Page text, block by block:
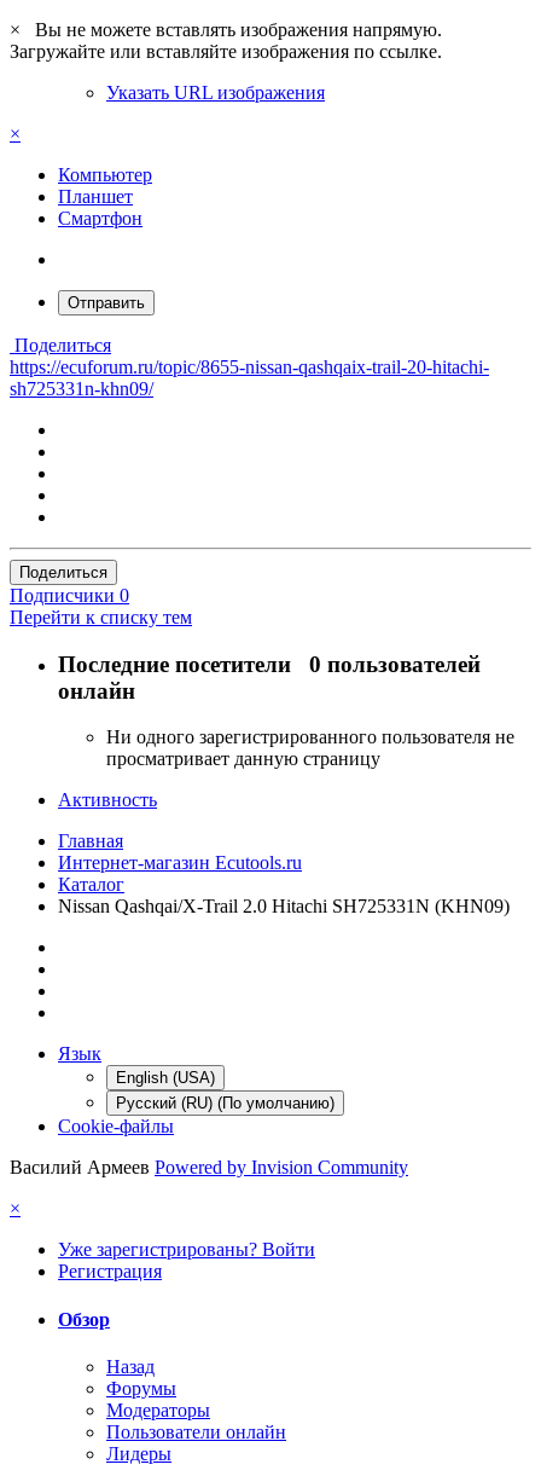
×
Вы не можете вставлять изображения напрямую.
Загружайте или вставляйте изображения по ссылке.
Указать URL изображения
×
Компьютер
Планшет
Смартфон
Отправить
Поделиться
https://ecuforum.ru/topic/8655-nissan-qashqaix-trail-20-hitachi-
sh725331n-khn09/
Поделиться
Подписчики 0
Перейти к списку тем
Последние посетители 0 пользователей
онлайн
Ни одного зарегистрированного пользователя не
просматривает данную страницу
Активность
Главная
Интернет-магазин Ecutools.ru
Каталог
Nissan Qashqai/X-Trail 2.0 Hitachi SH725331N (KHN09)
Язык
English (USA)
Русский (RU) (По умолчанию)
Cookie-файлы
Василий Армеев Powered by Invision Community
×
Уже зарегистрированы? Войти
Регистрация
Обзор
Назад
Форумы
Модераторы
Пользователи онлайн
Лидеры